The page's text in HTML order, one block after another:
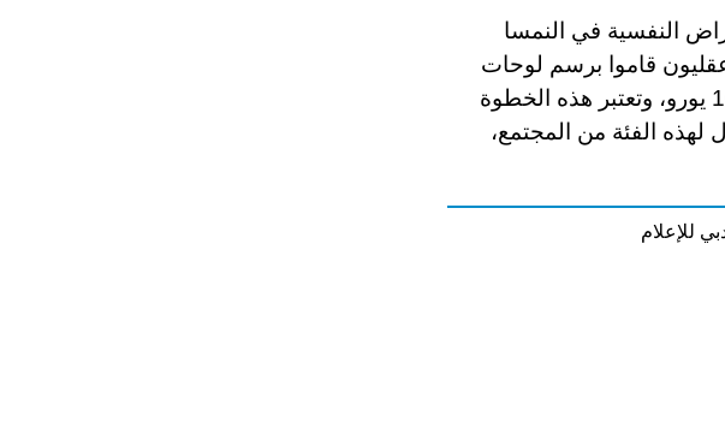
النفسية في النمسا
قاموا برسم لوحات
غير ممنهجة. حقق المعرض أرباحًا تقدر بـ100,000 يورو، وتعتبر هذه الخطوة
لهذه الفئة من المجتمع،